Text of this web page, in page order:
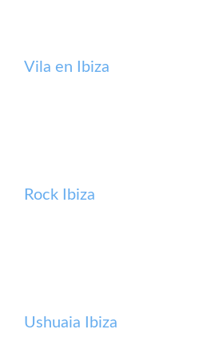
Vila en Ibiza
Rock Ibiza
Ushuaia Ibiza